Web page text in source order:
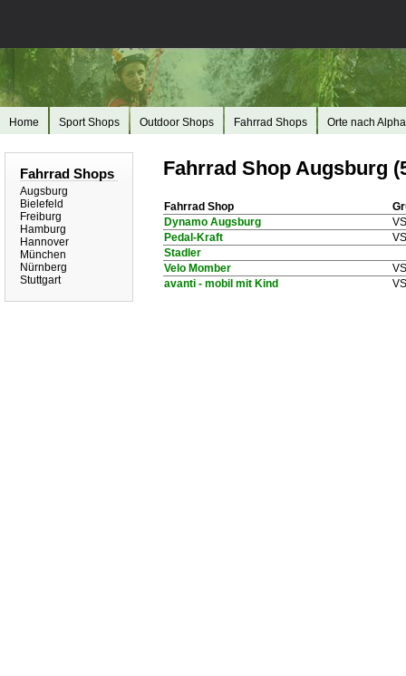
Home Sport Shops Outdoor Shops Fahrrad Shops Orte nach
Fahrrad Shops
Augsburg
Bielefeld
Freiburg
Hamburg
Hannover
München
Nürnberg
Stuttgart
Fahrrad Shop Augsburg
Fahrrad Shop
Dynamo Augsburg
Pedal-Kraft
Stadler
Velo Momber
avanti - mobil mit Kind